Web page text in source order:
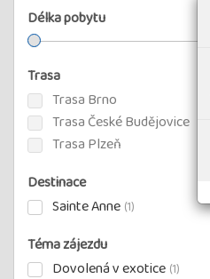
Délka pobytu
Trasa
Trasa Brno
Trasa České Budějovice
Trasa Plzeň
Destinace
Sainte Anne (1)
Téma zájezdu
Dovolená v exotice (1)